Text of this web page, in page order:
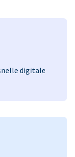
digitale